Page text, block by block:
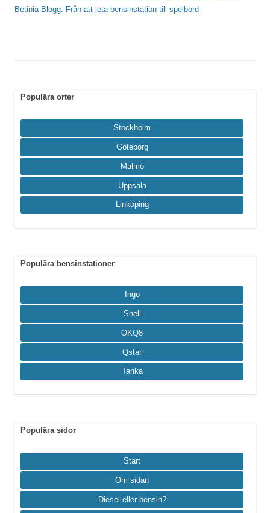
Betinia Blogg: Från att leta bensinstation till spelbord
Populära orter
Stockholm
Göteborg
Malmö
Uppsala
Linköping
Populära bensinstationer
Ingo
Shell
OKQ8
Qstar
Tanka
Populära sidor
Start
Om sidan
Diesel eller bensin?